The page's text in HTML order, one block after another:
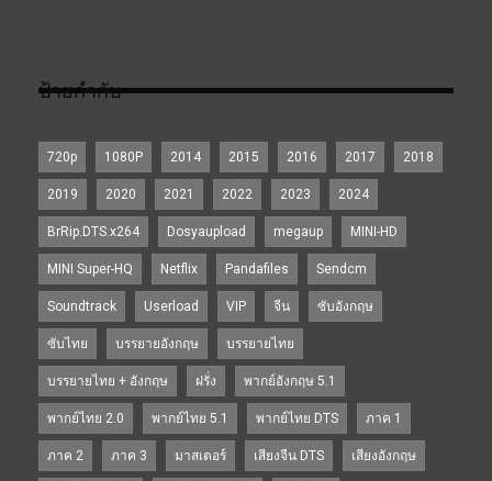
ป้ายกำกับ
720p 1080P 2014 2015 2016 2017 2018
2019 2020 2021 2022 2023 2024
BrRip.DTS.x264 Dosyaupload megaup MINI-HD
MINI Super-HQ Netflix Pandafiles Sendcm
Soundtrack Userload VIP จีน ซับอังกฤษ
ซับไทย บรรยายอังกฤษ บรรยายไทย
บรรยายไทย + อังกฤษ ฝรั่ง พากย์อังกฤษ 5.1
พากย์ไทย 2.0 พากย์ไทย 5.1 พากย์ไทย DTS ภาค 1
ภาค 2 ภาค 3 มาสเตอร์ เสียงจีน DTS เสียงอังกฤษ